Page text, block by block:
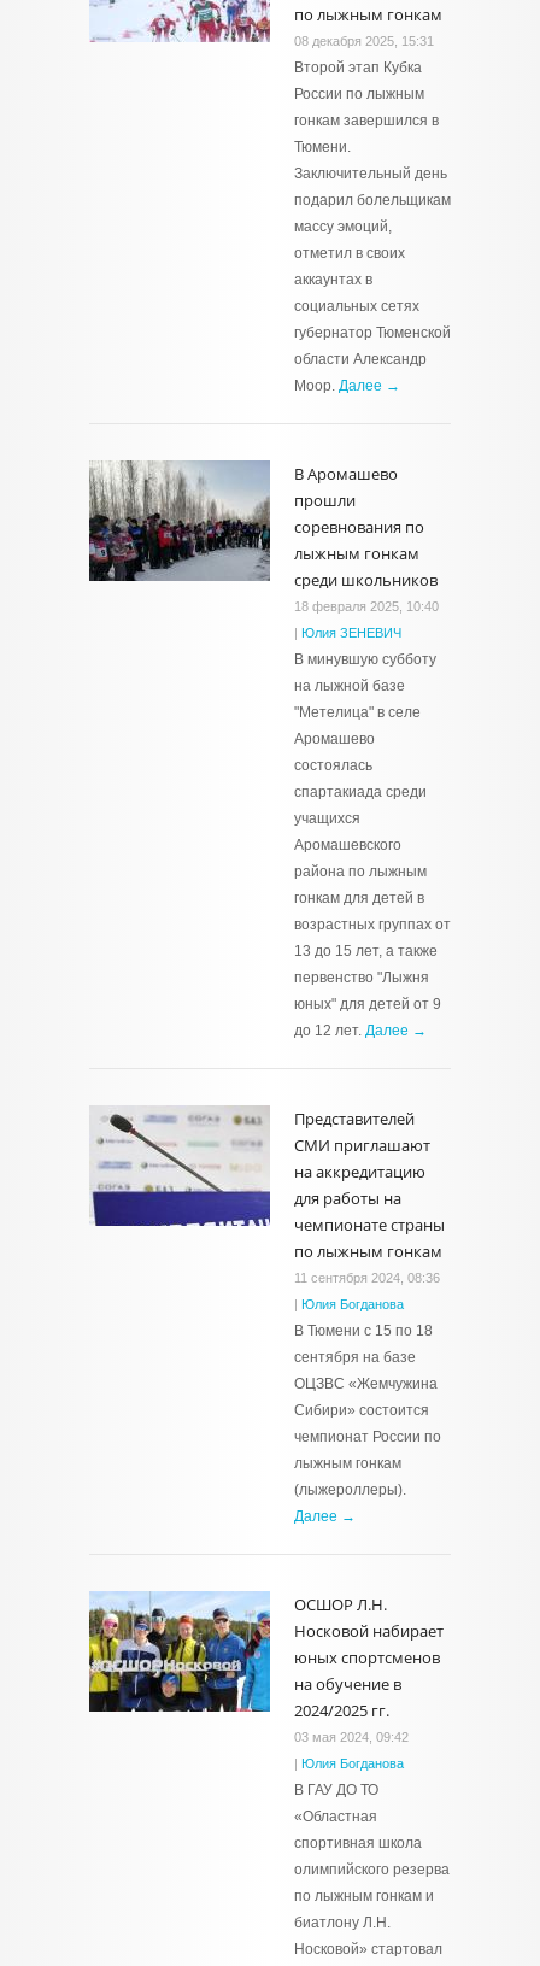
по лыжным гонкам
08 декабря 2025, 15:31
Второй этап Кубка
России по лыжным
гонкам завершился в
Тюмени.
Заключительный день
подарил болельщикам
массу эмоций,
отметил в своих
аккаунтах в
социальных сетях
губернатор Тюменской
области Александр
Моор. Далее →
В Аромашево
прошли
соревнования по
лыжным гонкам
среди школьников
18 февраля 2025, 10:40
| Юлия ЗЕНЕВИЧ
В минувшую субботу
на лыжной базе
"Метелица" в селе
Аромашево
состоялась
спартакиада среди
учащихся
Аромашевского
района по лыжным
гонкам для детей в
возрастных группах от
13 до 15 лет, а также
первенство "Лыжня
юных" для детей от 9
до 12 лет. Далее →
Представителей
СМИ приглашают
на аккредитацию
для работы на
чемпионате страны
по лыжным гонкам
11 сентября 2024, 08:36
| Юлия Богданова
В Тюмени с 15 по 18
сентября на базе
ОЦЗВС «Жемчужина
Сибири» состоится
чемпионат России по
лыжным гонкам
(лыжероллеры).
Далее →
ОСШОР Л.Н.
Носковой набирает
юных спортсменов
на обучение в
2024/2025 гг.
03 мая 2024, 09:42
| Юлия Богданова
В ГАУ ДО ТО
«Областная
спортивная школа
олимпийского резерва
по лыжным гонкам и
биатлону Л.Н.
Носковой» стартовал